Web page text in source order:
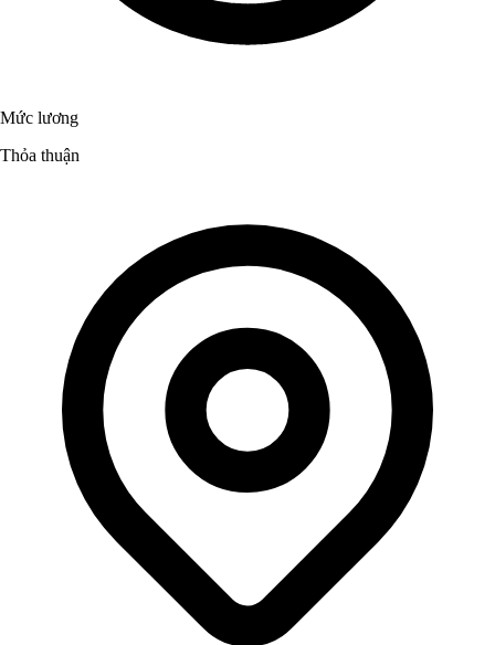
Mức lương
Thỏa thuận